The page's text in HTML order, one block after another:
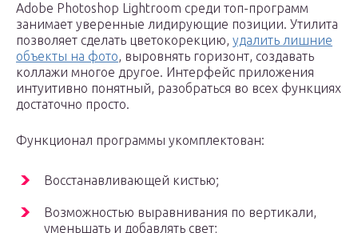
Adobe Photoshop Lightroom среди топ-программ
занимает уверенные лидирующие позиции. Утилита
позволяет сделать цветокорекцию, удалить лишние
объекты на фото, выровнять горизонт, создавать
коллажи многое другое. Интерфейс приложения
интуитивно понятный, разобраться во всех функциях
достаточно просто.
Функционал программы укомплектован:
Восстанавливающей кистью;
Возможностью выравнивания по вертикали,
уменьшать и добавлять свет;